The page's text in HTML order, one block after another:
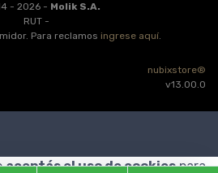
- 2026 - Molik S.A.
RUT -
Para reclamos ingrese aquí.
nubixstore®
v13.00.0
aceptás el uso de cookiespara